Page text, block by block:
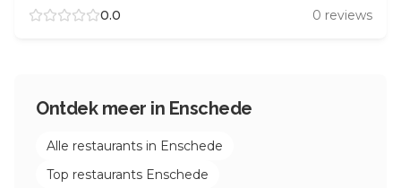
0.0 0 reviews
Ontdek meer in Enschede
Alle restaurants in Enschede
Top restaurants Enschede